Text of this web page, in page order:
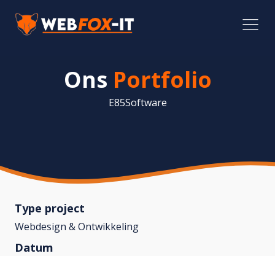
Ons Portfolio
E85Software
Type project
Webdesign & Ontwikkeling
Datum